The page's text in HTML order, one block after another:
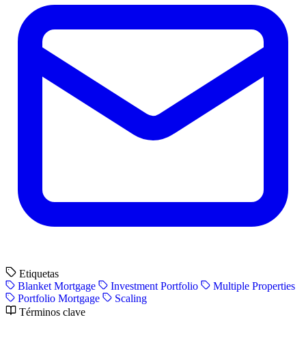
Etiquetas
Blanket Mortgage
Investment Portfolio
Multiple Properties
Portfolio Mortgage
Scaling
Términos clave